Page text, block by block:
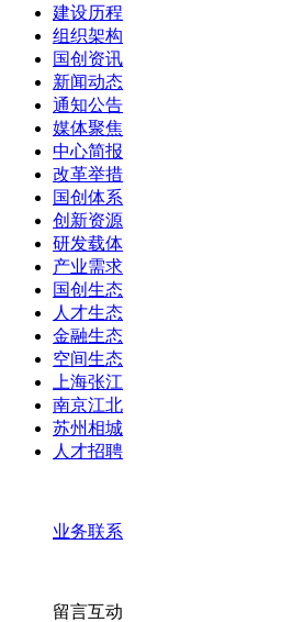
建设历程
组织架构
国创资讯
新闻动态
通知公告
媒体聚焦
中心简报
改革举措
国创体系
创新资源
研发载体
产业需求
国创生态
人才生态
金融生态
空间生态
上海张江
南京江北
苏州相城
人才招聘
业务联系
留言互动